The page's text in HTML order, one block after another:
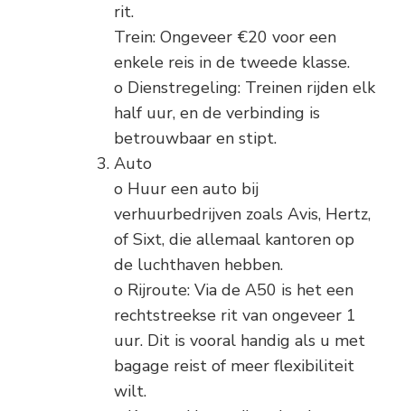
rit.
Trein: Ongeveer €20 voor een
enkele reis in de tweede klasse.
o Dienstregeling: Treinen rijden elk
half uur, en de verbinding is
betrouwbaar en stipt.
Auto
o Huur een auto bij
verhuurbedrijven zoals Avis, Hertz,
of Sixt, die allemaal kantoren op
de luchthaven hebben.
o Rijroute: Via de A50 is het een
rechtstreekse rit van ongeveer 1
uur. Dit is vooral handig als u met
bagage reist of meer flexibiliteit
wilt.